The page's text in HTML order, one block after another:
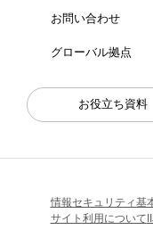
お問い合わせ
グローバル拠点
お役立ち資料
情報セキュリティ基
サイト利用について